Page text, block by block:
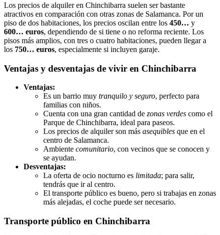
Los precios de alquiler en Chinchibarra suelen ser bastante
atractivos en comparación con otras zonas de Salamanca. Por un
piso de dos habitaciones, los precios oscilan entre los 450… y
600… euros, dependiendo de si tiene o no reforma reciente. Los
pisos más amplios, con tres o cuatro habitaciones, pueden llegar a
los 750… euros, especialmente si incluyen garaje.
Ventajas y desventajas de vivir en Chinchibarra
Ventajas:
Es un barrio muy tranquilo y seguro, perfecto para
familias con niños.
Cuenta con una gran cantidad de zonas verdes como el
Parque de Chinchibarra, ideal para paseos.
Los precios de alquiler son más asequibles que en el
centro de Salamanca.
Ambiente comunitario, con vecinos que se conocen y
se ayudan.
Desventajas:
La oferta de ocio nocturno es limitada; para salir,
tendrás que ir al centro.
El transporte público es bueno, pero si trabajas en zonas
más alejadas, el coche puede ser necesario.
Transporte público en Chinchibarra